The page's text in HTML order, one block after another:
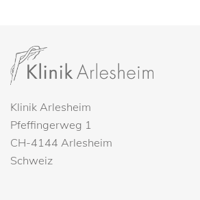
Klinik Arlesheim
Pfeffingerweg 1
CH-4144 Arlesheim
Schweiz